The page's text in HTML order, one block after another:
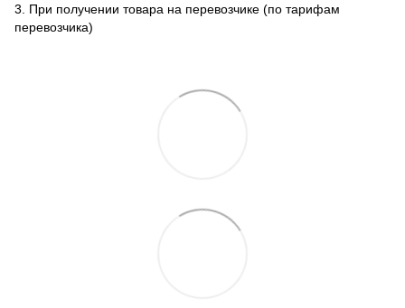
3. При получении товара на перевозчике (по тарифам
перевозчика)